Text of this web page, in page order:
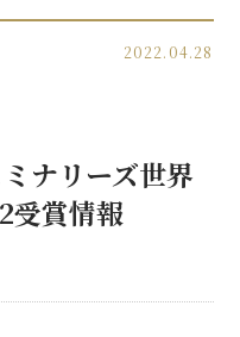
2022.04.28
ナリーズ世界
受賞情報